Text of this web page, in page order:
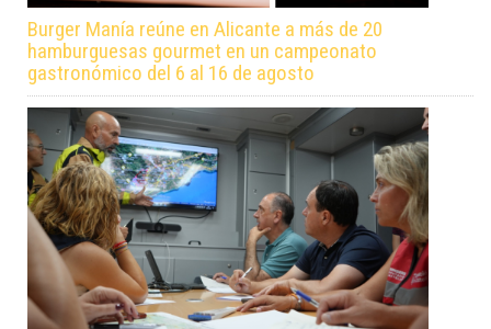
Burger Manía reúne en Alicante a más de 20
hamburguesas gourmet en un campeonato
gastronómico del 6 al 16 de agosto